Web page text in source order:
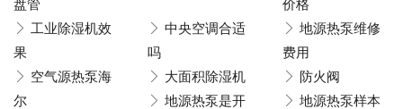
盘管
价格
工业除湿机效
果
中央空调合适
吗
地源热泵维修
费用
空气源热泵海
尔
大面积除湿机
防火阀
地源热泵是开
地源热泵样本